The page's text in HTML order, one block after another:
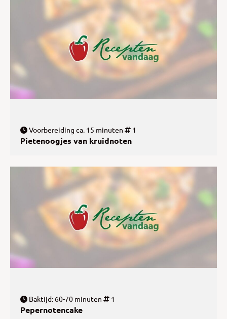
Voorbereiding ca. 15 minuten 1
Pietenoogjes van kruidnoten
Baktijd: 60-70 minuten 1
Pepernotencake